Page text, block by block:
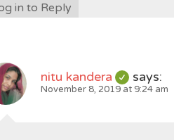
in to Reply
nitu kandera says:
November 8, 2019 at 9:24 am